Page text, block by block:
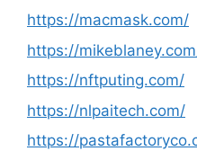
https://macmask.com/
https://
https://nftputing.com/
https://nlpaitech.com/
https://